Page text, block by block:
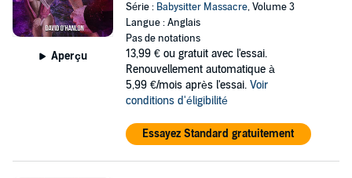
Aperçu
Série : Babysitter Massacre, Volume 3
Langue : Anglais
Pas de notations
13,99 € ou gratuit avec l'essai.
Renouvellement automatique à
5,99 €/mois après l'essai. Voir
conditions d'éligibilité
Essayez Standard gratuitement